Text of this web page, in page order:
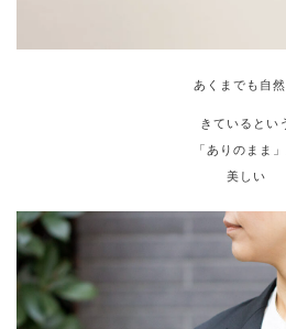
あくまでも自
きているとい
「ありのまま
美しい